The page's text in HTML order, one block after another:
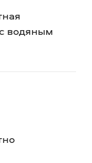
водяным